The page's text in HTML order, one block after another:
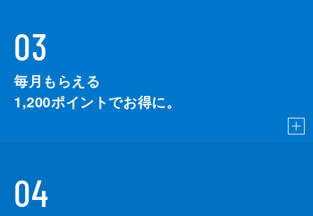
03
毎月もらえる
1,200ポイントでお得に。
04